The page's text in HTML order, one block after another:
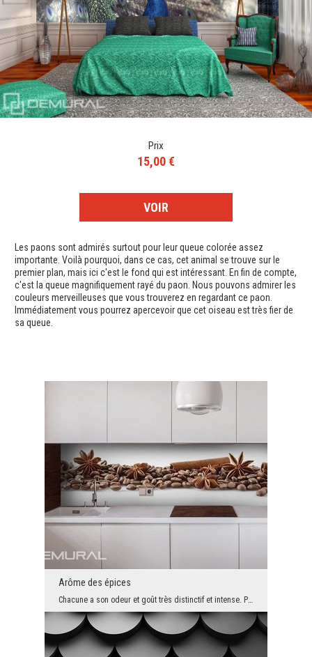
Prix
15,00 €
VOIR
Les paons sont admirés surtout pour leur queue colorée assez
importante. Voilà pourquoi, dans ce cas, cet animal se trouve sur le
premier plan, mais ici c'est le fond qui est intéressant. En fin de compte,
c'est la queue magnifiquement rayé du paon. Nous pouvons admirer les
couleurs merveilleuses que vous trouverez en regardant ce paon.
Immédiatement vous pourrez apercevoir que cet oiseau est très fier de
sa queue.
Arôme des épices
Chacune a son odeur et goût très distinctif et intense. Par conséquent, leur combinaison nous don...